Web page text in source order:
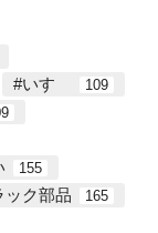
いすゞ 109
155
ック部品 165